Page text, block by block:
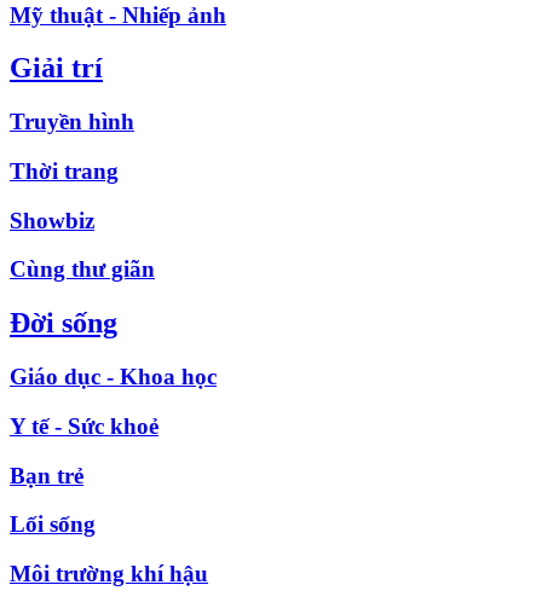
Mỹ thuật - Nhiếp ảnh
Giải trí
Truyền hình
Thời trang
Showbiz
Cùng thư giãn
Đời sống
Giáo dục - Khoa học
Y tế - Sức khoẻ
Bạn trẻ
Lối sống
Môi trường khí hậu